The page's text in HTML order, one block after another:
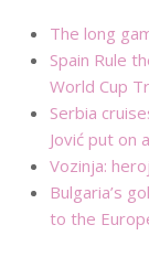
The long
Spain Rule
World Cup
Serbia
Jović put on
Vozinja:
Bulgaria’s
to the